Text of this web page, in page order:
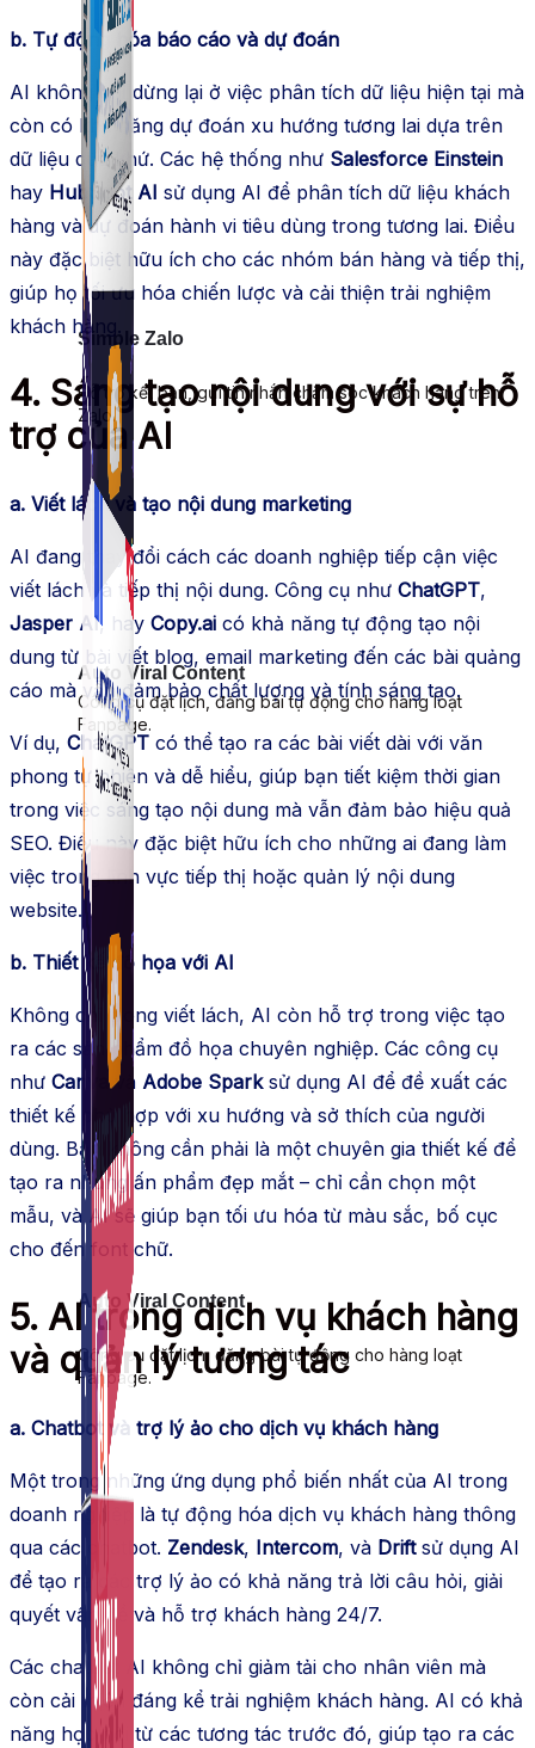
Auto Viral Content
Công cụ đặt lịch, đăng bài tự động cho hàng loạt
Fanpage.
Simple Zalo
Hỗ trợ kết bạn, gửi tin nhắn chăm sóc khách hàng trên
Zalo.
Auto Viral Content
Công cụ đặt lịch, đăng bài tự động cho hàng loạt
Fanpage.
b. Tự động hóa báo cáo và dự đoán
AI không chỉ dừng lại ở việc phân tích dữ liệu hiện tại mà
còn có khả năng dự đoán xu hướng tương lai dựa trên
dữ liệu quá khứ. Các hệ thống như Salesforce Einstein
hay HubSpot AI sử dụng AI để phân tích dữ liệu khách
hàng và dự đoán hành vi tiêu dùng trong tương lai. Điều
này đặc biệt hữu ích cho các nhóm bán hàng và tiếp thị,
giúp họ tối ưu hóa chiến lược và cải thiện trải nghiệm
khách hàng.
4. Sáng tạo nội dung với sự hỗ
trợ của AI
a. Viết lách và tạo nội dung marketing
AI đang thay đổi cách các doanh nghiệp tiếp cận việc
viết lách và tiếp thị nội dung. Công cụ như ChatGPT,
Jasper AI, hay Copy.ai có khả năng tự động tạo nội
dung từ bài viết blog, email marketing đến các bài quảng
cáo mà vẫn đảm bảo chất lượng và tính sáng tạo.
Ví dụ, ChatGPT có thể tạo ra các bài viết dài với văn
phong tự nhiên và dễ hiểu, giúp bạn tiết kiệm thời gian
trong việc sáng tạo nội dung mà vẫn đảm bảo hiệu quả
SEO. Điều này đặc biệt hữu ích cho những ai đang làm
việc trong lĩnh vực tiếp thị hoặc quản lý nội dung
website.
b. Thiết kế đồ họa với AI
Không chỉ trong viết lách, AI còn hỗ trợ trong việc tạo
ra các sản phẩm đồ họa chuyên nghiệp. Các công cụ
như Canva và Adobe Sparksử dụng AI để đề xuất các
thiết kế phù hợp với xu hướng và sở thích của người
dùng. Bạn không cần phải là một chuyên gia thiết kế để
tạo ra những ấn phẩm đẹp mắt – chỉ cần chọn một
mẫu, và AI sẽ giúp bạn tối ưu hóa từ màu sắc, bố cục
cho đến font chữ.
5. AI trong dịch vụ khách hàng
và quản lý tương tác
a. Chatbot và trợ lý ảo cho dịch vụ khách hàng
Một trong những ứng dụng phổ biến nhất của AI trong
doanh nghiệp là tự động hóa dịch vụ khách hàng thông
qua các chatbot. Zendesk, Intercom, và Driftsử dụng AI
để tạo ra các trợ lý ảo có khả năng trả lời câu hỏi, giải
quyết vấn đề và hỗ trợ khách hàng 24/7.
Các chatbot AI không chỉ giảm tải cho nhân viên mà
còn cải thiện đáng kể trải nghiệm khách hàng. AI có khả
năng học hỏi từ các tương tác trước đó, giúp tạo ra các